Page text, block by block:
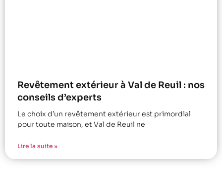
Revêtement extérieur à Val de Reuil : nos
conseils d’experts
Le choix d’un revêtement extérieur est primordial
pour toute maison, et Val de Reuil ne
Lire la suite »